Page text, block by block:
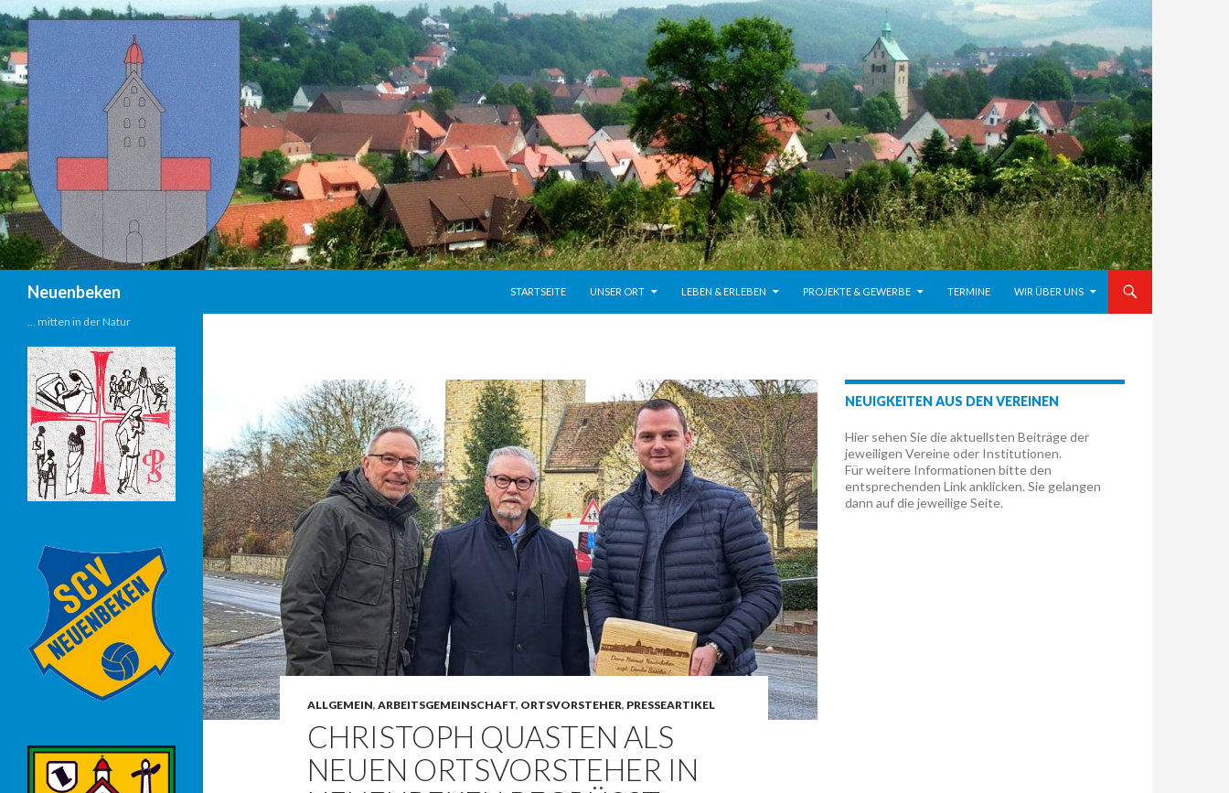
Neuenbeken
STARTSEITE
UNSER ORT LEBEN & ERLEBEN PROJEKTE & GEWERBE TERMINE WIR ÜBER UNS
ALLGEMEIN, ARBEITSGEMEINSCHAFT, ORTSVORSTEHER, PRESSEARTIKEL
CHRISTOPH QUASTEN ALS
NEUEN ORTSVORSTEHER IN
NEUIGKEITEN AUS DEN VEREINEN
Hier sehen Sie die aktuellsten Beiträge der
jeweiligen Vereine oder Institutionen.
Für weitere Informationen bitte den
entsprechenden Link anklicken. Sie gelangen
dann auf die jeweilige Seite.
… mitten in der Natur